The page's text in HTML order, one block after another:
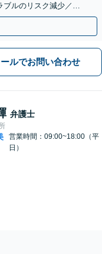
ルのリスク減少／形
ールでお問い合わせ
弁護士
営業時間：09:00~18:00（平
日）